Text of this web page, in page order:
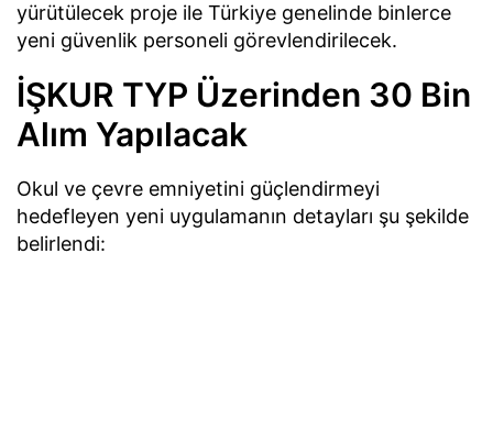
yürütülecek proje ile Türkiye genelinde binlerce
yeni güvenlik personeli görevlendirilecek.
İŞKUR TYP Üzerinden 30 Bin
Alım Yapılacak
Okul ve çevre emniyetini güçlendirmeyi
hedefleyen yeni uygulamanın detayları şu şekilde
belirlendi: